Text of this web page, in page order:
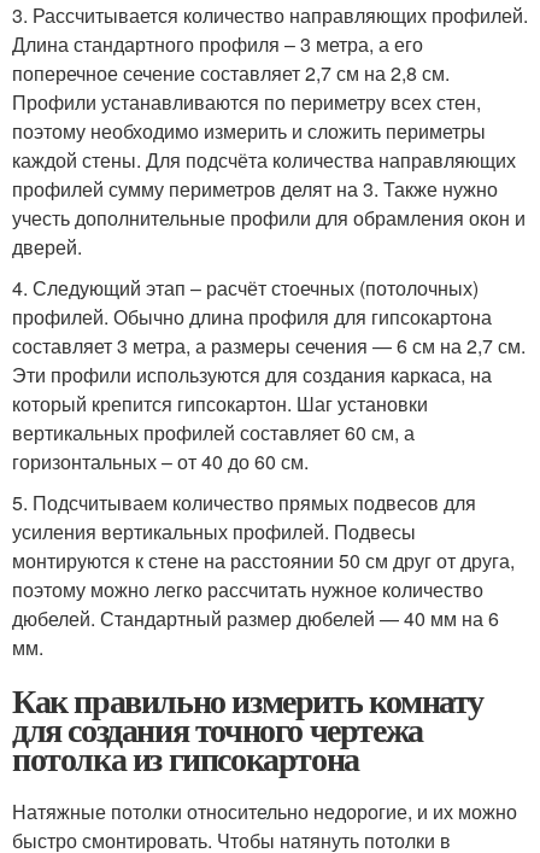
3. Рассчитывается количество направляющих профилей.
Длина стандартного профиля – 3 метра, а его
поперечное сечение составляет 2,7 см на 2,8 см.
Профили устанавливаются по периметру всех стен,
поэтому необходимо измерить и сложить периметры
каждой стены. Для подсчёта количества направляющих
профилей сумму периметров делят на 3. Также нужно
учесть дополнительные профили для обрамления окон и
дверей.
4. Следующий этап – расчёт стоечных (потолочных)
профилей. Обычно длина профиля для гипсокартона
составляет 3 метра, а размеры сечения — 6 см на 2,7 см.
Эти профили используются для создания каркаса, на
который крепится гипсокартон. Шаг установки
вертикальных профилей составляет 60 см, а
горизонтальных – от 40 до 60 см.
5. Подсчитываем количество прямых подвесов для
усиления вертикальных профилей. Подвесы
монтируются к стене на расстоянии 50 см друг от друга,
поэтому можно легко рассчитать нужное количество
дюбелей. Стандартный размер дюбелей — 40 мм на 6
мм.
Как правильно измерить комнату
для создания точного чертежа
потолка из гипсокартона
Натяжные потолки относительно недорогие, и их можно
быстро смонтировать. Чтобы натянуть потолки в